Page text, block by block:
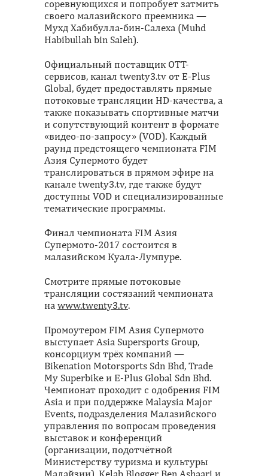
соревнующихся и попробует затмить
своего малазийского преемника —
Мухд Хабибулла-бин-Салеха (Muhd
Habibullah bin Saleh).
Официальный поставщик OTT-
сервисов, канал twenty3.tv от E-Plus
Global, будет предоставлять прямые
потоковые трансляции HD-качества, а
также показывать спортивные матчи
и сопутствующий контент в формате
«видео-по-запросу» (VOD). Каждый
раунд предстоящего чемпионата FIM
Азия Супермото будет
транслироваться в прямом эфире на
канале twenty3.tv, где также будут
доступны VOD и специализированные
тематические программы.
Финал чемпионата FIM Aзия
Супермото-2017 состоится в
малазийском Куала-Лумпуре.
Смотрите прямые потоковые
трансляции состязаний чемпионата
на www.twenty3.tv.
Промоутером FIM Азия Супермото
выступает Asia Supersports Group,
консорциум трёх компаний —
Bikenation Motorsports Sdn Bhd, Trade
My Superbike и E-Plus Global Sdn Bhd.
Чемпионат проходит с одобрения FIM
Asia и при поддержке Malaysia Major
Events, подразделения Малазийского
управления по вопросам проведения
выставок и конференций
(организации, подотчётной
Министерству туризма и культуры
Малайзии), Kelab Blogger Ben Ashaari и